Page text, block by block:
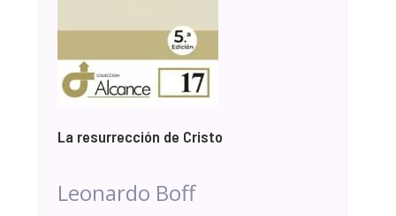
La resurrección de Cristo
Leonardo Boff